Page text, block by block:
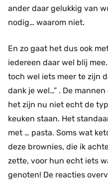
ander daar gelukkig van
nodig… waarom niet.
En zo gaat het dus ook
iedereen daar wel blij
toch wel iets meer te zijn
dank je wel…” . De
het zijn nu niet echt de
keuken staan. Het
met … pasta. Soms wat
deze brownies, die ik
zette, voor hun echt iets
genoten! De reacties